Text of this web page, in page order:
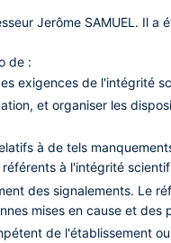
Jerôme SAMUEL. Il
de :
exigences de l'intégrité
et organiser les
à de tels
à l'intégrité
des signalements. Le
mises en cause et des
de l'établissement